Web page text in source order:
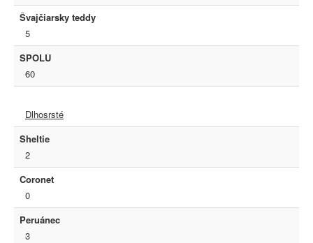
Švajčiarsky teddy
5
SPOLU
60
Dlhosrsté
Sheltie
2
Coronet
0
Peruánec
3